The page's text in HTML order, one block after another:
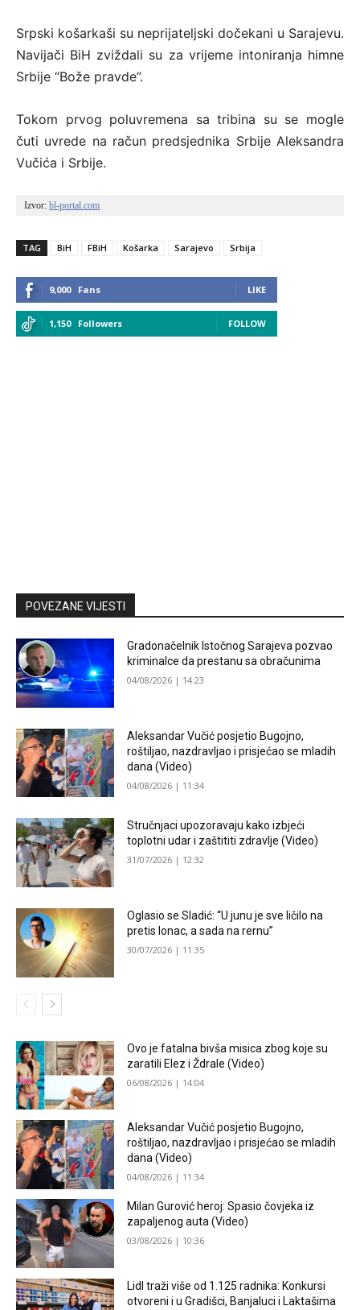
Srpski košarkaši su neprijateljski dočekani u Sarajevu.
Navijači BiH zviždali su za vrijeme intoniranja himne
Srbije “Bože pravde”.
Tokom prvog poluvremena sa tribina su se mogle
čuti uvrede na račun predsjednika Srbije Aleksandra
Vučića i Srbije.
Izvor: bl-portal.com
TAG BiH FBiH Košarka Sarajevo Srbija
9,000 Fans LIKE
1,150 Followers FOLLOW
POVEZANE VIJESTI
Gradonačelnik Istočnog Sarajeva pozvao
kriminalce da prestanu sa obračunima
04/08/2026 | 14:23
Aleksandar Vučić posjetio Bugojno,
roštiljao, nazdravljao i prisjećao se mladih
dana (Video)
04/08/2026 | 11:34
Stručnjaci upozoravaju kako izbjeći
toplotni udar i zaštititi zdravlje (Video)
31/07/2026 | 12:32
Oglasio se Sladić: “U junu je sve ličilo na
pretis lonac, a sada na rernu”
30/07/2026 | 11:35
Ovo je fatalna bivša misica zbog koje su
zaratili Elez i Ždrale (Video)
06/08/2026 | 14:04
Aleksandar Vučić posjetio Bugojno,
roštiljao, nazdravljao i prisjećao se mladih
dana (Video)
04/08/2026 | 11:34
Milan Gurović heroj: Spasio čovjeka iz
zapaljenog auta (Video)
03/08/2026 | 10:36
Lidl traži više od 1.125 radnika: Konkursi
otvoreni i u Gradišci, Banjaluci i Laktašima